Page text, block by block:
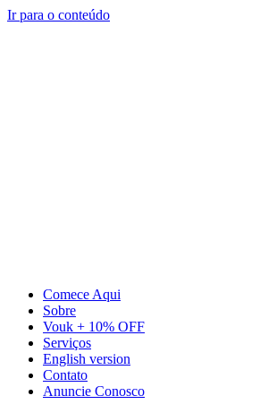
Ir para o conteúdo
Comece Aqui
Sobre
Vouk + 10% OFF
Serviços
English version
Contato
Anuncie Conosco